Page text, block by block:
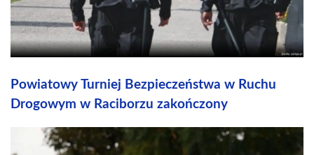
Powiatowy Turniej Bezpieczeństwa w Ruchu
Drogowym w Raciborzu zakończony